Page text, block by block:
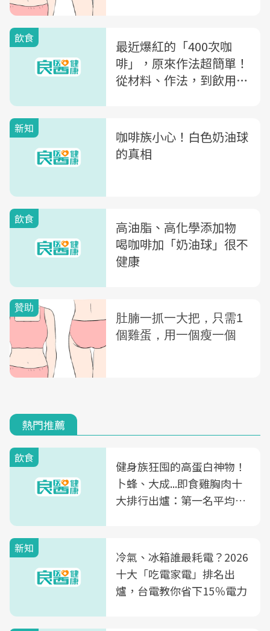
飲食
最近爆紅的「400次咖
啡」，原來作法超簡單！
從材料、作法，到飲用禁
新知
咖啡族小心！白色奶油球
的真相
飲食
高油脂、高化學添加物
喝咖啡加「奶油球」很不
健康
熱門推薦
飲食
健身族狂囤的高蛋白神物！
卜蜂、大成...即食雞胸肉十
大排行出爐：第一名平均一
新知
冷氣、冰箱誰最耗電？2026
十大「吃電家電」排名出
爐，台電教你省下15％電力